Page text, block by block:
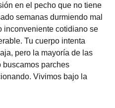
en el pecho que no tiene
semanas durmiendo mal
inconveniente cotidiano se
Tu cuerpo intenta
pero la mayoría de las
buscamos parches
Vivimos bajo la